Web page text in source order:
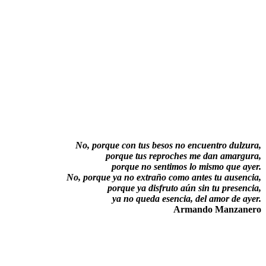
No, porque con tus besos no encuentro dulzura,
porque tus reproches me dan amargura,
porque no sentimos lo mismo que ayer.
No, porque ya no extraño como antes tu ausencia,
porque ya disfruto aún sin tu presencia,
ya no queda esencia, del amor de ayer.
Armando Manzanero